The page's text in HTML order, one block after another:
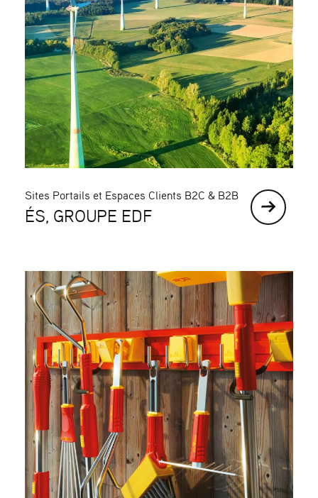
Sites Portails et Espaces Clients B2C & B2B
ÉS, GROUPE EDF